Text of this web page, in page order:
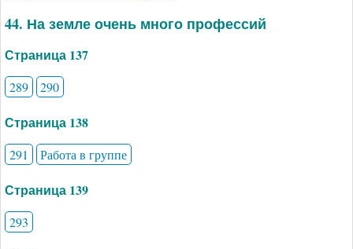
44. На земле очень много профессий
Страница 137
289 290
Страница 138
291 Работа в группе
Страница 139
293